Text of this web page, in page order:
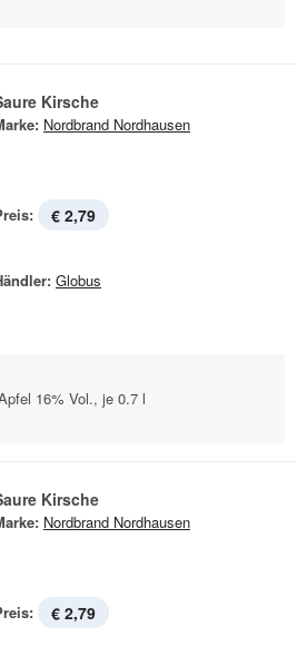
Kirsche
Nordbrand Nordhausen
€ 2,79
Globus
16% Vol., je 0.7 l
Kirsche
Nordbrand Nordhausen
€ 2,79